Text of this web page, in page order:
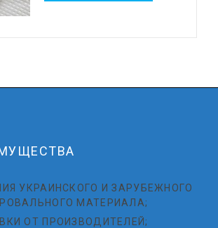
УКРАИНСКОГО И ЗАРУБЕЖНОГО
МАТЕРИАЛА;
ОТ ПРОИЗВОДИТЕЛЕЙ;